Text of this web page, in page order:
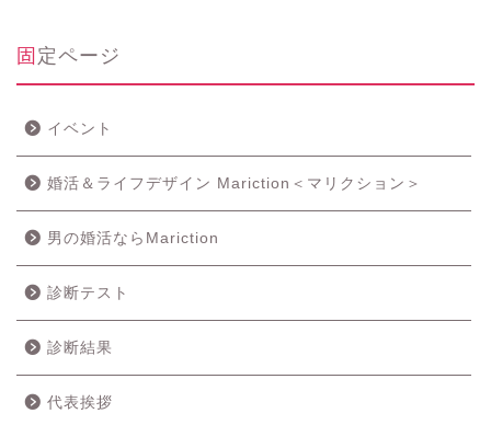
固定ページ
イベント
婚活＆ライフデザイン Mariction＜マリクション＞
男の婚活ならMariction
診断テスト
診断結果
代表挨拶